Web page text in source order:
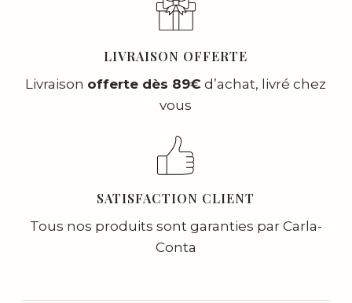
LIVRAISON OFFERTE
Livraison offerte dès 89€ d’achat, livré chez
vous
SATISFACTION CLIENT
Tous nos produits sont garanties par Carla-
Conta